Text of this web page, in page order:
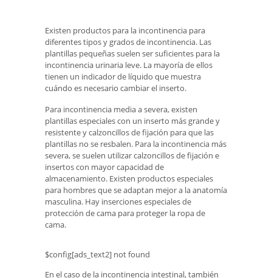
Existen productos para la incontinencia para
diferentes tipos y grados de incontinencia. Las
plantillas pequeñas suelen ser suficientes para la
incontinencia urinaria leve. La mayoría de ellos
tienen un indicador de líquido que muestra
cuándo es necesario cambiar el inserto.
Para incontinencia media a severa, existen
plantillas especiales con un inserto más grande y
resistente y calzoncillos de fijación para que las
plantillas no se resbalen. Para la incontinencia más
severa, se suelen utilizar calzoncillos de fijación e
insertos con mayor capacidad de
almacenamiento. Existen productos especiales
para hombres que se adaptan mejor a la anatomía
masculina. Hay inserciones especiales de
protección de cama para proteger la ropa de
cama.
$config[ads_text2] not found
En el caso de la incontinencia intestinal, también